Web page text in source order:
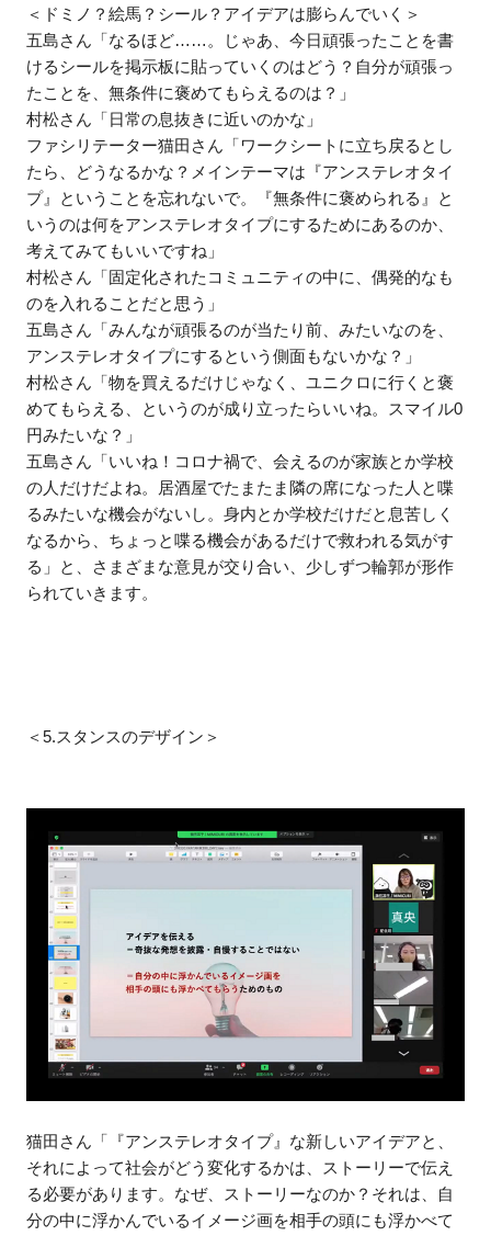
＜ドミノ？絵馬？シール？アイデアは膨らんでいく＞
五島さん「なるほど……。じゃあ、今日頑張ったことを書
けるシールを掲示板に貼っていくのはどう？自分が頑張っ
たことを、無条件に褒めてもらえるのは？」
村松さん「日常の息抜きに近いのかな」
ファシリテーター猫田さん「ワークシートに立ち戻るとし
たら、どうなるかな？メインテーマは『アンステレオタイ
プ』ということを忘れないで。『無条件に褒められる』と
いうのは何をアンステレオタイプにするためにあるのか、
考えてみてもいいですね」
村松さん「固定化されたコミュニティの中に、偶発的なも
のを入れることだと思う」
五島さん「みんなが頑張るのが当たり前、みたいなのを、
アンステレオタイプにするという側面もないかな？」
村松さん「物を買えるだけじゃなく、ユニクロに行くと褒
めてもらえる、というのが成り立ったらいいね。スマイル0
円みたいな？」
五島さん「いいね！コロナ禍で、会えるのが家族とか学校
の人だけだよね。居酒屋でたまたま隣の席になった人と喋
るみたいな機会がないし。身内とか学校だけだと息苦しく
なるから、ちょっと喋る機会があるだけで救われる気がす
る」と、さまざまな意見が交り合い、少しずつ輪郭が形作
られていきます。
＜5.スタンスのデザイン＞
猫田さん「『アンステレオタイプ』な新しいアイデアと、
それによって社会がどう変化するかは、ストーリーで伝え
る必要があります。なぜ、ストーリーなのか？それは、自
分の中に浮かんでいるイメージ画を相手の頭にも浮かべて